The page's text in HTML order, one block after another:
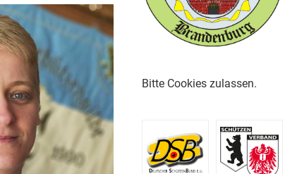
Bitte Cookies zulassen.